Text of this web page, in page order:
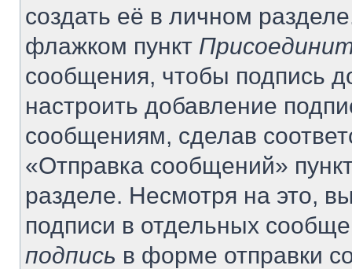
создать её в личном
флажком пункт
сообщения, чтобы подпись
настроить добавление
сообщениям, сделав
«Отправка сообщений»
разделе. Несмотря на это,
подписи в отдельных
подпись в форме отправки